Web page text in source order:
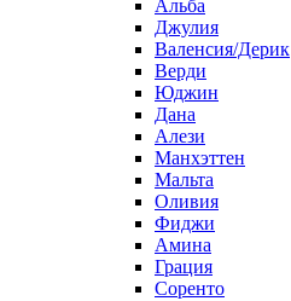
Альба
Джулия
Валенсия/Дерик
Верди
Юджин
Дана
Алези
Манхэттен
Мальта
Оливия
Фиджи
Амина
Грация
Соренто